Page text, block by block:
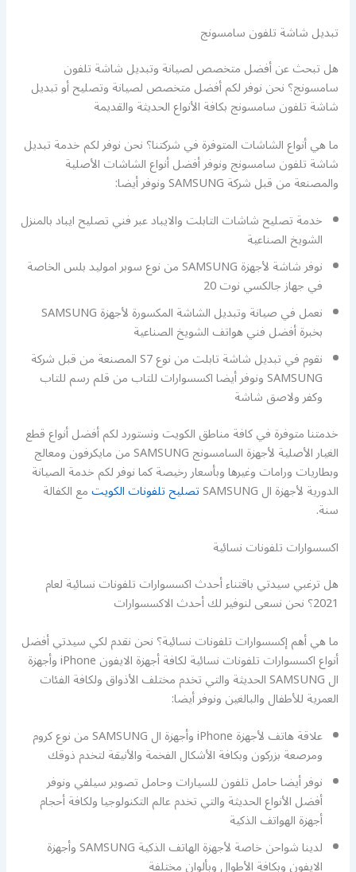
تبديل شاشة تلفون سامسونج
هل تبحث عن أفضل متخصص لصيانة وتبديل شاشة تلفون
سامسونج؟ نحن نوفر لكم أفضل متخصص لصيانة وتصليح أو تبديل
شاشة تلفون سامسونج بكافة الأنواع الحديثة والقديمة
ما هي أنواع الشاشات المتوفرة في شركتنا؟ نحن نوفر لكم خدمة تبديل
شاشة تلفون سامسونج ونوفر أفضل أنواع الشاشات الأصلية
والمصنعة من قبل شركة SAMSUNG ونوفر أيضا:
خدمة تصليح شاشات التابلت والايباد عبر فني تصليح ايباد بالمنزل
الشويخ الصناعية
نوفر شاشة لأجهزة SAMSUNG من نوع سوبر اموليد بلس الخاصة
في جهاز جالكسي نوت 20
نعمل في صيانة وتبديل الشاشة المكسورة لأجهزة SAMSUNG
بخبرة أفضل فني هواتف الشويخ الصناعية
نقوم في تبديل شاشة تابلت من نوع S7 المصنعة من قبل شركة
SAMSUNG ونوفر أيضا اكسسوارات للتاب من قلم رسم للتاب
وكفر ولاصق شاشة
خدمتنا متوفرة في كافة مناطق الكويت ونستورد لكم أفضل أنواع قطع
الغيار الأصلية لأجهزة السامسونج SAMSUNG من مايكرفون ومعالج
وبطاريات ورامات وغيرها وبأسعار رخيصة كما نوفر لكم خدمة الصيانة
الدورية لأجهزة ال SAMSUNG تصليح تلفونات الكويتمع الكفالة
سنة.
اكسسوارات تلفونات نسائية
هل ترغبي سيدتي باقتناء أحدث اكسسوارات تلفونات نسائية لعام
2021؟ نحن نسعى لنوفير لك أحدث الاكسسوارات
ما هي أهم إكسسوارات تلفونات نسائية؟ نحن نقدم لكي سيدتي أفضل
أنواع اكسسوارات تلفونات نسائية لكافة أجهزة الايفون iPhone وأجهزة
ال SAMSUNG الحديثة والتي تخدم مختلف الأذواق ولكافة الفئات
العمرية للأطفال والبالغين ونوفر أيضا:
علاقة هاتف لأجهزة iPhone وأجهزة ال SAMSUNG من نوع كروم
ومرصعة بزركون وبكافة الأشكال الفخمة والأنيقة لتخدم ذوقك
نوفر أيضا حامل تلفون للسيارات وحامل تصوير سيلفي ونوفر
أفضل الأنواع الحديثة والتي تخدم عالم التكنولوجيا ولكافة أحجام
أجهزة الهواتف الذكية
لدينا شواحن خاصة لأجهزة الهاتف الذكية SAMSUNG وأجهزة
الايفون وبكافة الأطوال وبألوان مختلفة